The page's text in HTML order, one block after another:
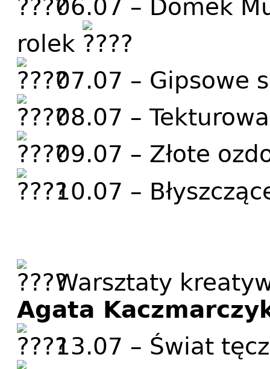
06.07 – Domek
rolek
07.07 – Gipsowe
08.07 –
09.07 – Złote
10.07 –
Warsztaty
Agata
13.07 – Świat